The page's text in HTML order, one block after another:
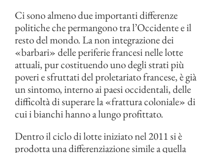
Ci sono almeno due importanti differenze
politiche che permangono tra l’Occidente e il
resto del mondo. La non integrazione dei
«barbari» delle periferie francesi nelle lotte
attuali, pur costituendo uno degli strati più
poveri e sfruttati del proletariato francese, è già
un sintomo, interno ai paesi occidentali, delle
difficoltà di superare la «frattura coloniale» di
cui i bianchi hanno a lungo profittato.
Dentro il ciclo di lotte iniziato nel 2011 si è
prodotta una differenziazione simile a quella